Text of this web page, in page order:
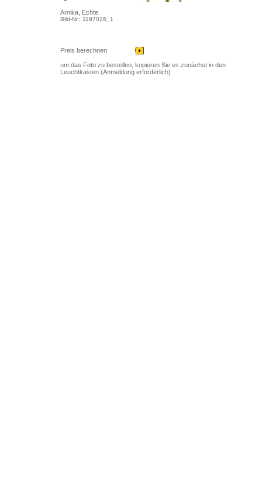
Arnika, Echte
Bild-Nr.: 1197026_1
Preis berechnen
um das Foto zu bestellen, kopieren Sie es zunächst in den
Leuchtkasten (Anmeldung erforderlich)